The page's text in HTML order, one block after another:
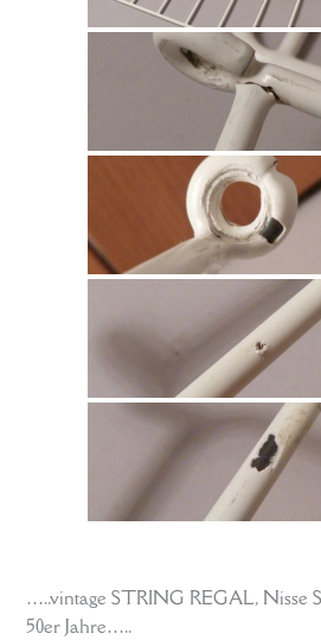
…..vintage STRING REGAL, Nisse
50er Jahre…..